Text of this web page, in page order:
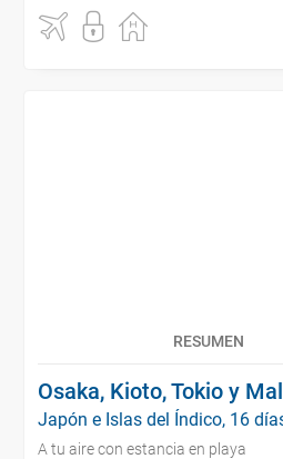
RESUMEN
Osaka, Kioto, Tokio y
Japón e Islas del Índico, 16
A tu aire con estancia en playa